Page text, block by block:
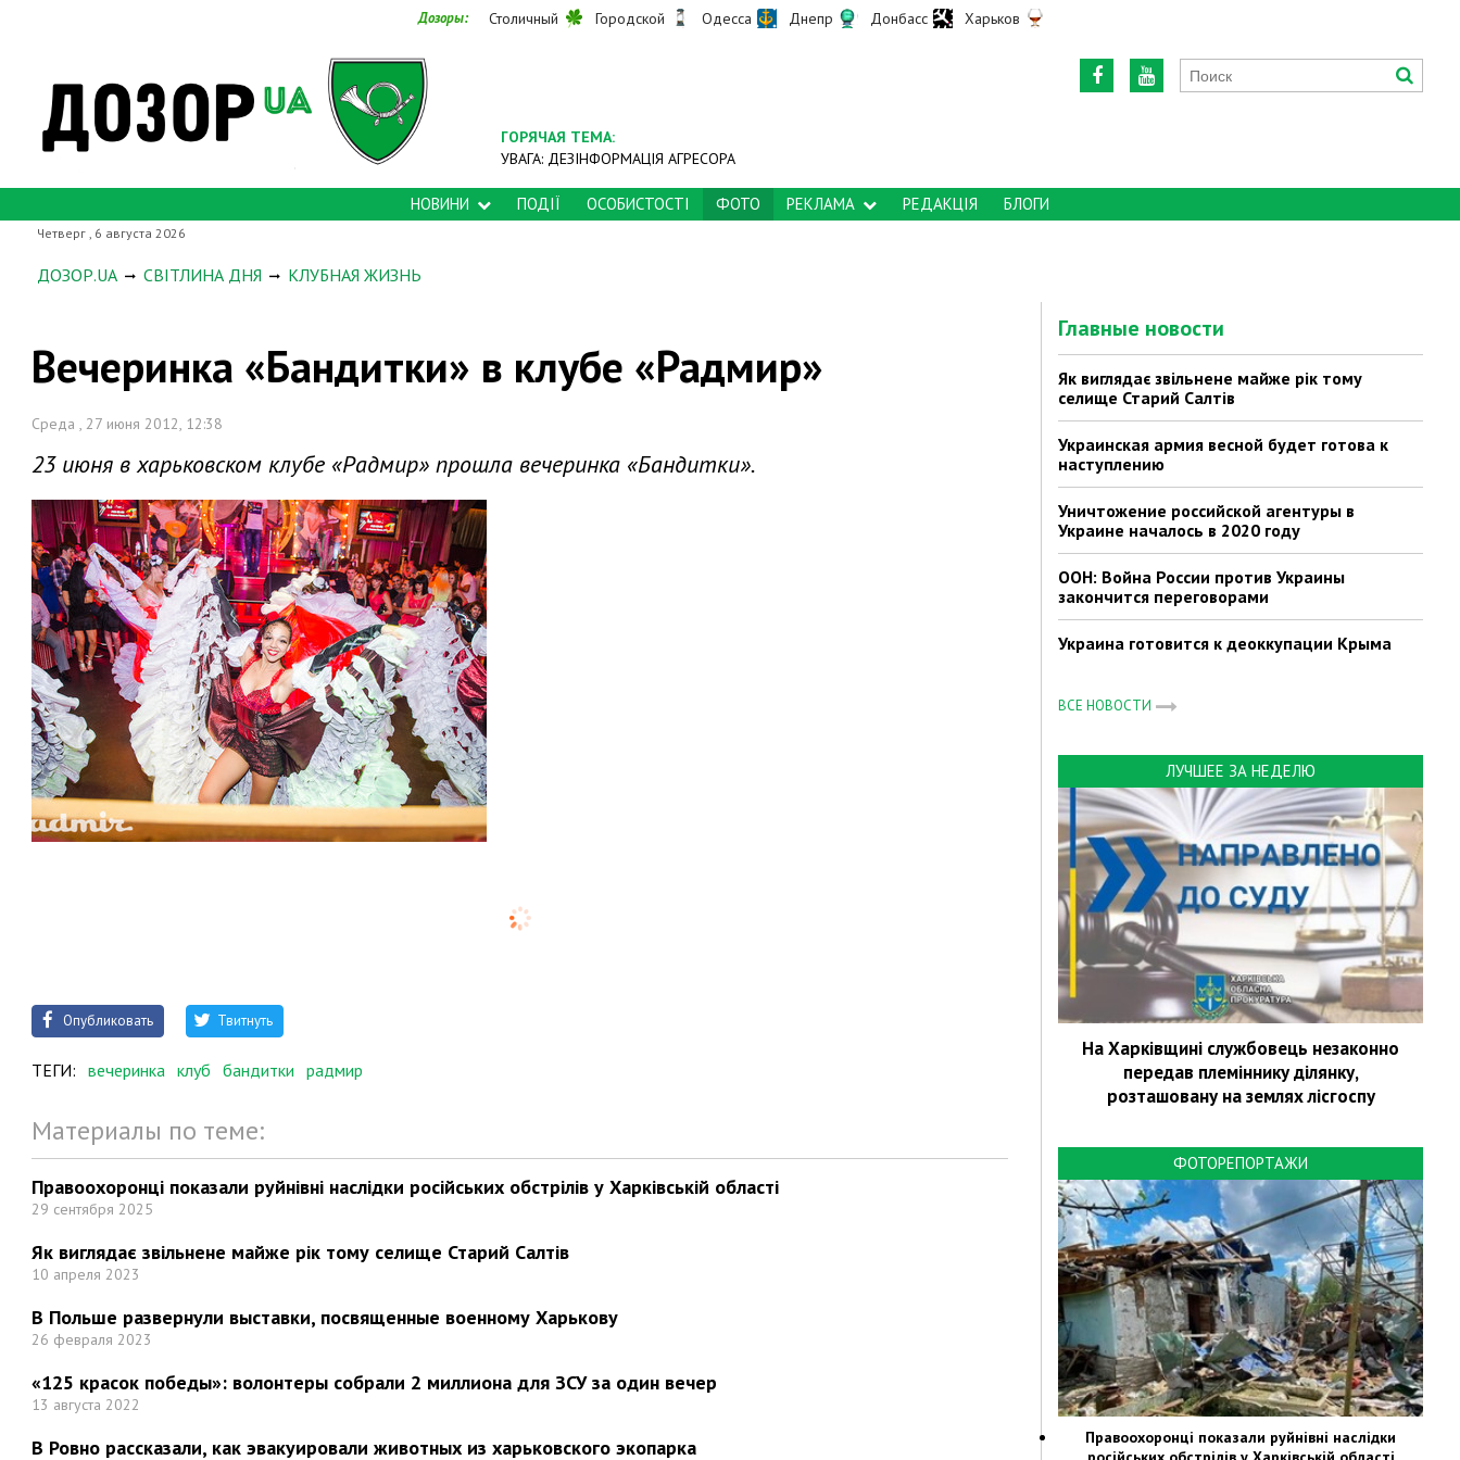
Дозоры: Столичный Городской Одесса Днепр Донбасс Харьков
ГОРЯЧАЯ ТЕМА:
УВАГА: ДЕЗІНФОРМАЦІЯ АГРЕСОРА
НОВИНИ ПОДІЇ ОСОБИСТОСТІ ФОТО РЕКЛАМА РЕДАКЦІЯ БЛОГИ
Четверг , 6 августа 2026
ДОЗОР.UA СВІТЛИНА ДНЯ КЛУБНАЯ ЖИЗНЬ
Вечеринка «Бандитки» в клубе «Радмир»
Среда , 27 июня 2012, 12:38
23 июня в харьковском клубе «Радмир» прошла вечеринка «Бандитки».
Опубликовать Твитнуть
ТЕГИ: вечеринка клуб бандитки радмир
Материалы по теме:
Правоохоронці показали руйнівні наслідки російських обстрілів у Харківській області
29 сентября 2025
Як виглядає звільнене майже рік тому селище Старий Салтів
10 апреля 2023
В Польше развернули выставки, посвященные военному Харькову
26 февраля 2023
«125 красок победы»: волонтеры собрали 2 миллиона для ЗСУ за один вечер
13 августа 2022
В Ровно рассказали, как эвакуировали животных из харьковского экопарка
Главные новости
Як виглядає звільнене майже рік тому
селище Старий Салтів
Украинская армия весной будет готова к
наступлению
Уничтожение российской агентуры в
Украине началось в 2020 году
ООН: Война России против Украины
закончится переговорами
Украина готовится к деоккупации Крыма
ВСЕ НОВОСТИ
ЛУЧШЕЕ ЗА НЕДЕЛЮ
На Харківщині службовець незаконно
передав племіннику ділянку,
розташовану на землях лісгоспу
ФОТОРЕПОРТАЖИ
Правоохоронці показали руйнівні наслідки